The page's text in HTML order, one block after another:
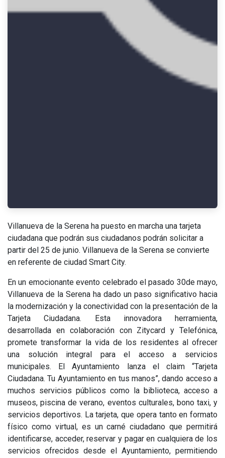
Villanueva de la Serena ha puesto en marcha una tarjeta
ciudadana que podrán sus ciudadanos podrán solicitar a
partir del 25 de junio. Villanueva de la Serena se convierte
en referente de ciudad Smart City.
En un emocionante evento celebrado el pasado 30de mayo,
Villanueva de la Serena ha dado un paso significativo hacia
la modernización y la conectividad con la presentación de la
Tarjeta Ciudadana. Esta innovadora herramienta,
desarrollada en colaboración con Zitycard y Telefónica,
promete transformar la vida de los residentes al ofrecer
una solución integral para el acceso a servicios
municipales. El Ayuntamiento lanza el claim “Tarjeta
Ciudadana. Tu Ayuntamiento en tus manos”, dando acceso a
muchos servicios públicos como la biblioteca, acceso a
museos, piscina de verano, eventos culturales, bono taxi, y
servicios deportivos. La tarjeta, que opera tanto en formato
físico como virtual, es un carné ciudadano que permitirá
identificarse, acceder, reservar y pagar en cualquiera de los
servicios ofrecidos desde el Ayuntamiento, permitiendo